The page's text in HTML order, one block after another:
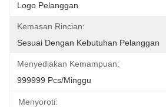
Logo Pelanggan
Kemasan Rincian:
Sesuai Dengan Kebutuhan Pelanggan
Menyediakan Kemampuan:
999999 Pcs/minggu
Menyoroti: